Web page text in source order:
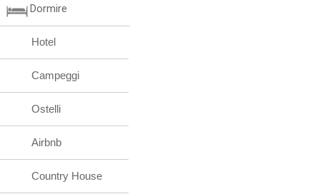
Dormire
Hotel
Campeggi
Ostelli
Airbnb
Country House